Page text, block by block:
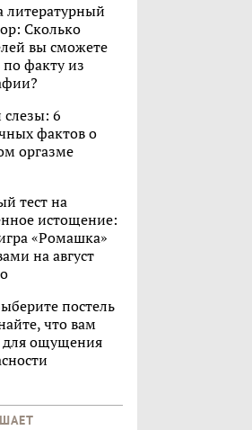
литературный
Сколько
вы сможете
по факту из
6
фактов о
оргазме
тест на
истощение:
«Ромашка»
на август
постель
что вам
ощущения